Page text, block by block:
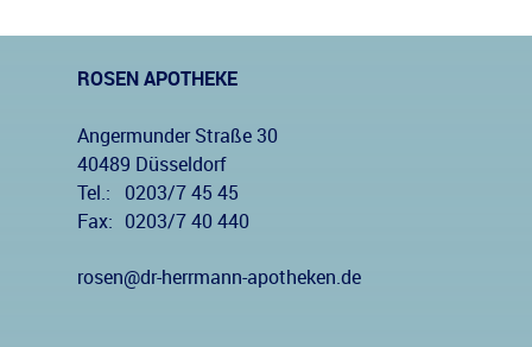
ROSEN APOTHEKE
Angermunder Straße 30
40489 Düsseldorf
Tel.:
0203/7 45 45
Fax:
0203/7 40 440
rosen@dr-herrmann-apotheken.de